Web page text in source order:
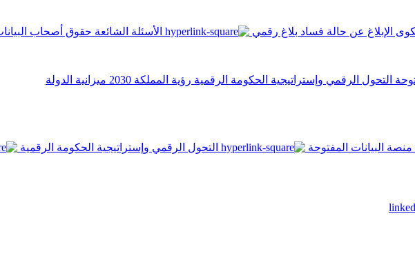
الإبلاغ عن حالة فساد بلاغ رقمي الأسئلة الشائعة حقوق أصحاب
التحول الرقمي وإستراتيجية الحكومة الرقمية رؤية المملكة 2030 ميزانية الدولة
منصة البيانات المفتوحة التحول الرقمي وإستراتيجية الحكومة الرقمية